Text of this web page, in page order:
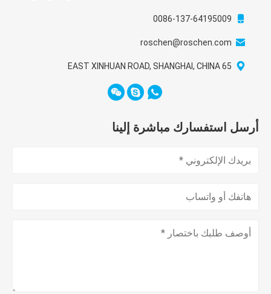
0086-137-64195009
roschen@roschen.com
65 EAST XINHUAN ROAD, SHANGHAI, CHINA
أرسل استفسارك مباشرة إلينا